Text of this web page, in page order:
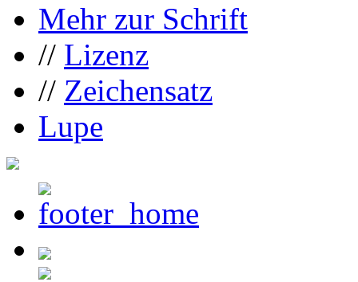
Mehr zur Schrift
// Lizenz
// Zeichensatz
Lupe